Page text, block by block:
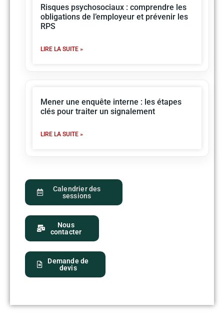
Risques psychosociaux : comprendre les
obligations de l’employeur et prévenir les
RPS
LIRE LA SUITE »
Mener une enquête interne : les étapes
clés pour traiter un signalement
LIRE LA SUITE »
Demande de
devis
Calendrier des
sessions
Nous
contacter